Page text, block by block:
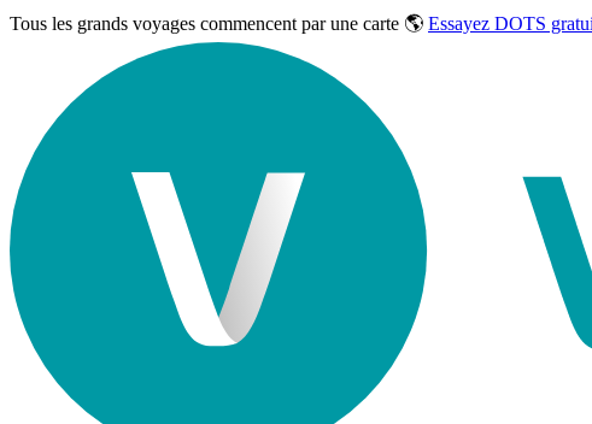
Tous les grands voyages commencent par une carte 🌎 Essayez DOTS